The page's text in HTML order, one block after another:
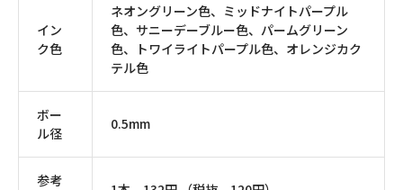
イン
ク色
ネオングリーン色、ミッドナイトパープル
色、サニーデーブルー色、パームグリーン
色、トワイライトパープル色、オレンジカク
テル色
ボー
ル径
0.5mm
参考